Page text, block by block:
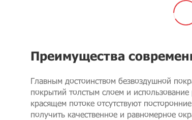
Преимущества
Главным достоинством безвоздушной
покрытий толстым слоем и
красящем потоке отсутствуют
получить качественное и равномерное